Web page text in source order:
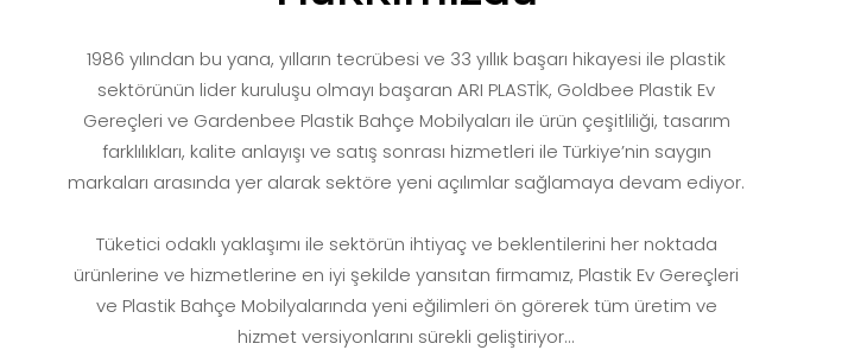
1986 yılından bu yana, yılların tecrübesi ve 33 yıllık başarı hikayesi ile plastik
sektörünün lider kuruluşu olmayı başaran ARI PLASTİK, Goldbee Plastik Ev
Gereçleri ve Gardenbee Plastik Bahçe Mobilyaları ile ürün çeşitliliği, tasarım
farklılıkları, kalite anlayışı ve satış sonrası hizmetleri ile Türkiye’nin saygın
markaları arasında yer alarak sektöre yeni açılımlar sağlamaya devam ediyor.
Tüketici odaklı yaklaşımı ile sektörün ihtiyaç ve beklentilerini her noktada
ürünlerine ve hizmetlerine en iyi şekilde yansıtan firmamız, Plastik Ev Gereçleri
ve Plastik Bahçe Mobilyalarında yeni eğilimleri ön görerek tüm üretim ve
hizmet versiyonlarını sürekli geliştiriyor...